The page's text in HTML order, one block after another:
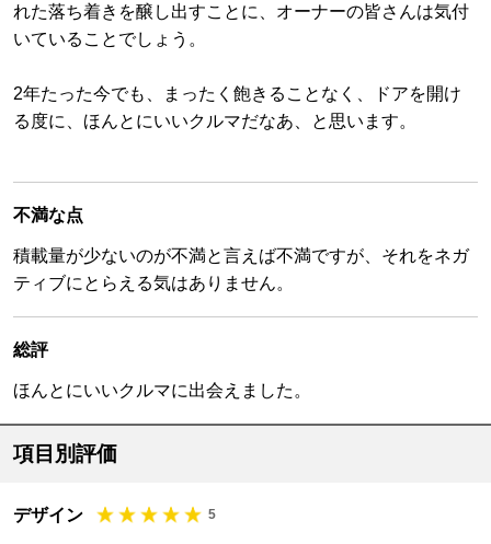
れた落ち着きを醸し出すことに、オーナーの皆さんは気付
いていることでしょう。
2年たった今でも、まったく飽きることなく、ドアを開け
る度に、ほんとにいいクルマだなあ、と思います。
不満な点
積載量が少ないのが不満と言えば不満ですが、それをネガ
ティブにとらえる気はありません。
総評
ほんとにいいクルマに出会えました。
項目別評価
デザイン 5